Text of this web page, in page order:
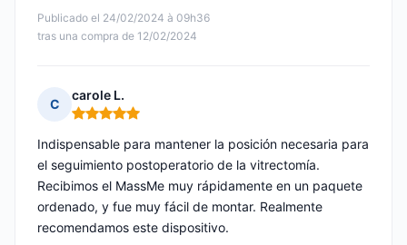
Publicado el 24/02/2024 à 09h36
tras una compra de 12/02/2024
C
carole L.
Nota: 5 de 5
Indispensable para mantener la posición necesaria para
el seguimiento postoperatorio de la vitrectomía.
Recibimos el MassMe muy rápidamente en un paquete
ordenado, y fue muy fácil de montar. Realmente
recomendamos este dispositivo.